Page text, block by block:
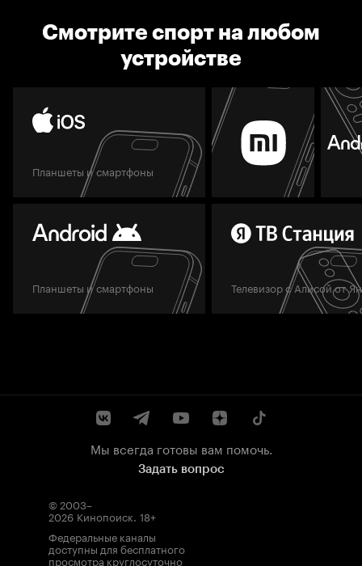
Смотрите спорт на любом
устройстве
Планшеты и смартфоны
Планшеты и смартфоны Телевизор с Алисой от
Мы всегда готовы вам помочь.
Задать вопрос
© 2003–
2026 Кинопоиск. 18+
Федеральные каналы
доступны для бесплатного
просмотра круглосуточно